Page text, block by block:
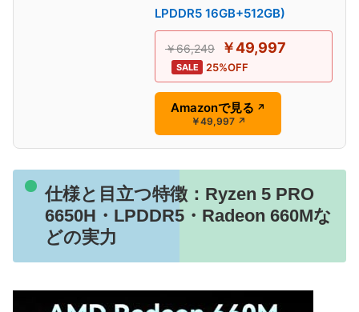
LPDDR5 16GB+512GB)
￥66,249 ￥49,997
SALE 25%OFF
Amazonで見る ↗
￥49,997 ↗
仕様と目立つ特徴：Ryzen 5 PRO
6650H・LPDDR5・Radeon 660Mな
どの実力